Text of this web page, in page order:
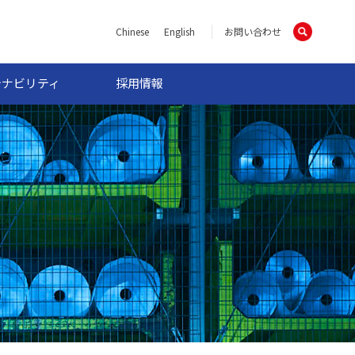
Chinese English お問い合わせ
ビリティ 採用情報